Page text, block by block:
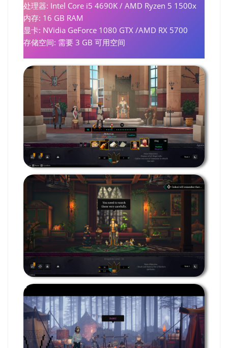
处理器: Intel Core i5 4690K / AMD Ryzen 5 1500x
内存: 16 GB RAM
显卡: NVidia GeForce 1080 GTX /AMD RX 5700
存储空间: 需要 3 GB 可用空间